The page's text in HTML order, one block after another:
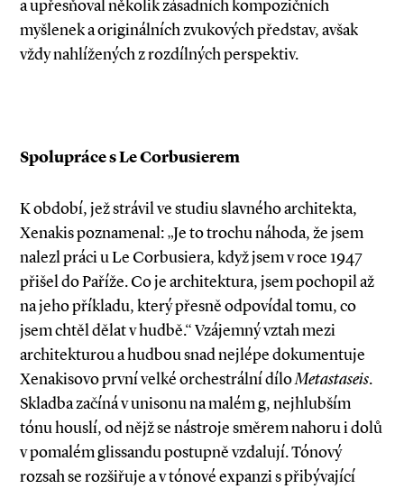
a upřesňoval několik zásadních kompozičních
myšlenek a originálních zvukových představ, avšak
vždy nahlížených z rozdílných perspektiv.
Spolupráce s Le Corbusierem
K období, jež strávil ve studiu slavného architekta,
Xenakis poznamenal: „Je to trochu náhoda, že jsem
nalezl práci u Le Corbusiera, když jsem v roce 1947
přišel do Paříže. Co je architektura, jsem pochopil až
na jeho příkladu, který přesně odpovídal tomu, co
jsem chtěl dělat v hudbě.“ Vzájemný vztah mezi
architekturou a hudbou snad nejlépe dokumentuje
Xenakisovo první velké orchestrální díloMetastaseis.
Skladba začíná v unisonu na malém g, nejhlubším
tónu houslí, od nějž se nástroje směrem nahoru i dolů
v pomalém glissandu postupně vzdalují. Tónový
rozsah se rozšiřuje a v tónové expanzi s přibývající